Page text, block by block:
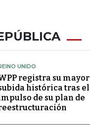
UNIDO
registra su mayor
histórica tras el
de su plan de